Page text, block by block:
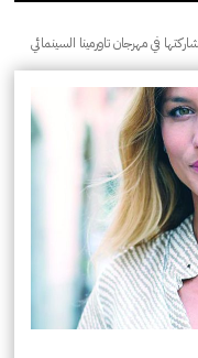
في مهرجان تاورمينا السينمائي